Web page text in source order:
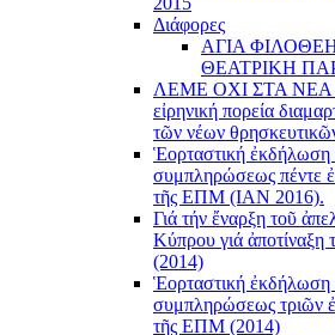
Διάφορες
ΑΓΙΑ
ΘΕΑΤΡΙΚΗ
ΛΕΜΕ ΟΧΙ ΣΤΑ
εἰρηνική πορεία
τῶν νέων
Ἑορταστική ἐκδήλωση
συμπληρώσεως πέντε
τῆς ΕΠΜ (ΙΑΝ 2016).
Γιά τήν ἔναρξη τοῦ
Κύπρου γιά ἀποτίναξη
(2014)
Ἑορταστική ἐκδήλωση
συμπληρώσεως τριῶν
τῆς ΕΠΜ (2014)